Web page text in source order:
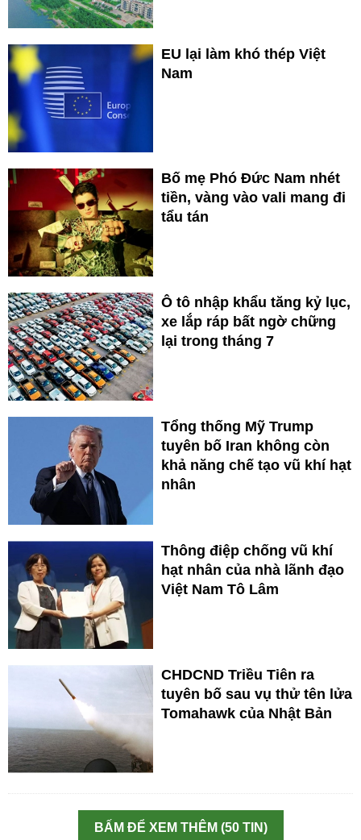
EU lại làm khó thép Việt
Nam
Bố mẹ Phó Đức Nam nhét
tiền, vàng vào vali mang đi
tẩu tán
Ô tô nhập khẩu tăng kỷ lục,
xe lắp ráp bất ngờ chững
lại trong tháng 7
Tổng thống Mỹ Trump
tuyên bố Iran không còn
khả năng chế tạo vũ khí hạt
nhân
Thông điệp chống vũ khí
hạt nhân của nhà lãnh đạo
Việt Nam Tô Lâm
CHDCND Triều Tiên ra
tuyên bố sau vụ thử tên lửa
Tomahawk của Nhật Bản
BẤM ĐỂ XEM THÊM (50 TIN)